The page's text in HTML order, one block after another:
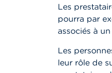
Les
pourra par
associés à
Les
leur rôle de